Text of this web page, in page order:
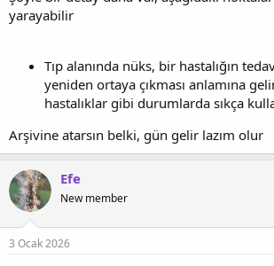
yarayabilir
Tıp alanında nüks, bir hastalığın
yeniden ortaya çıkması anlamına
hastalıklar gibi durumlarda sıkça
Arşivine atarsın belki, gün gelir lazım olur
Efe
New member
3 Ocak 2026